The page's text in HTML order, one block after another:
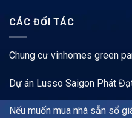
CÁC ĐỐI TÁC
Chung cư vinhomes green
Dự án Lusso Saigon Phát
Nếu muốn mua nhà sẵn sổ